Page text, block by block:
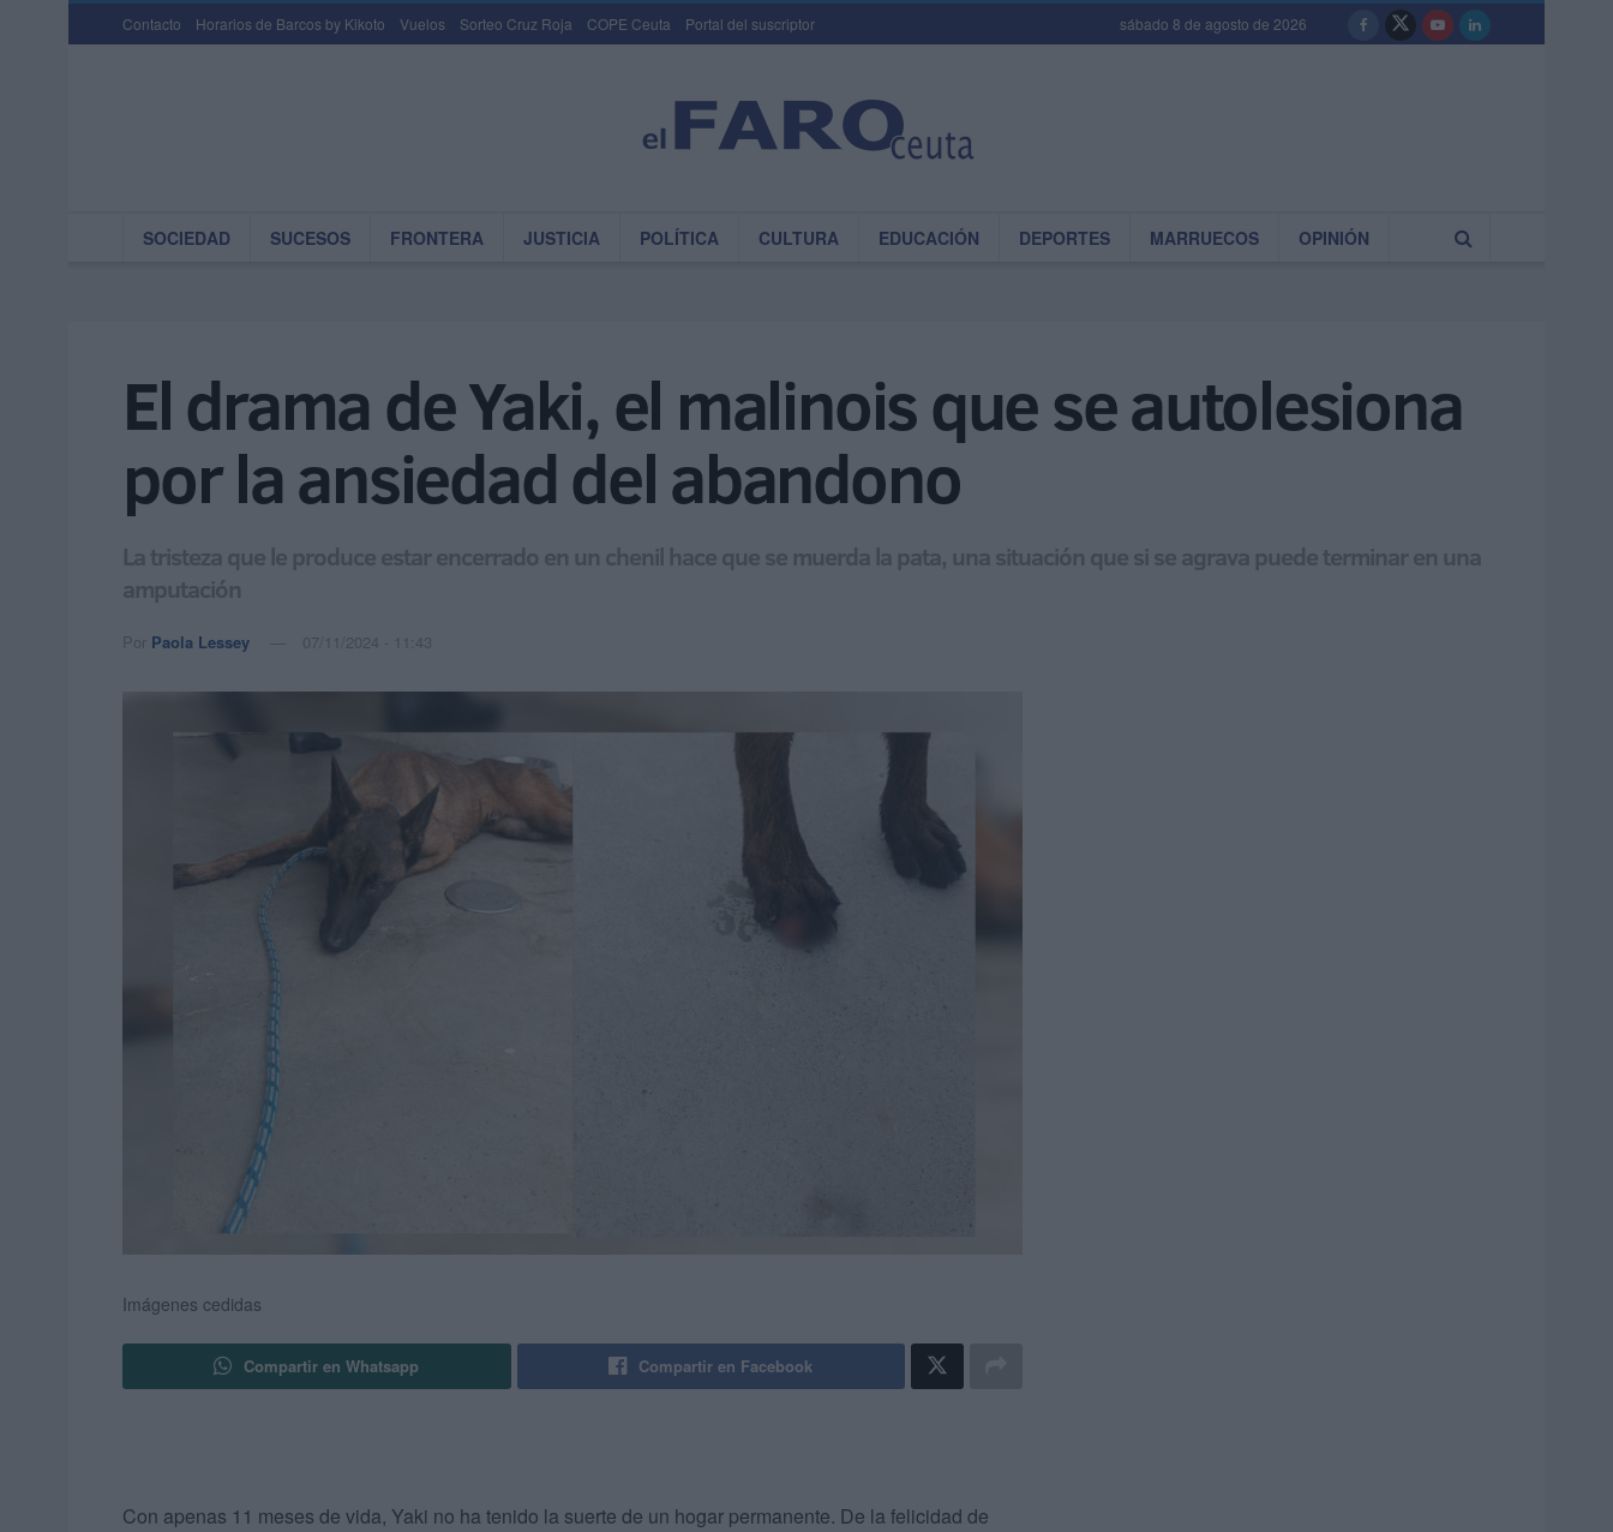
Contacto Horarios de Barcos by Kikoto Vuelos Sorteo Cruz Roja COPE Ceuta Portal del suscriptor sábado 8 de agosto de 2026
SOCIEDAD SUCESOS FRONTERA JUSTICIA POLÍTICA CULTURA EDUCACIÓN DEPORTES MARRUECOS OPINIÓN
El drama de Yaki, el malinois que se autolesiona
por la ansiedad del abandono
La tristeza que le produce estar encerrado en un chenil hace que se muerda la pata, una situación que si se agrava puede terminar en una
amputación
Por Paola Lessey 07/11/2024 - 11:43
Imágenes cedidas
Compartir en Whatsapp Compartir en Facebook
Con apenas 11 meses de vida, Yaki no ha tenido la suerte de un hogar permanente. De la felicidad de